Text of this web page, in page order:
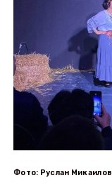
Фото: Руслан Микаилов